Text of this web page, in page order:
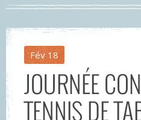
Fév 18
JOURNÉE
TENNIS DE